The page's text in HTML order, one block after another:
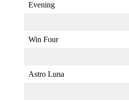
Evening
Win Four
Astro Luna